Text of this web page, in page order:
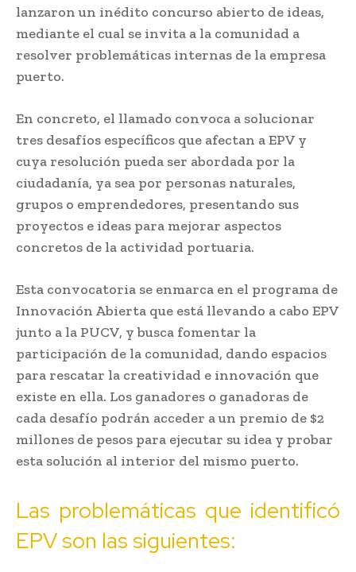
lanzaron un inédito concurso abierto de ideas,
mediante el cual se invita a la comunidad a
resolver problemáticas internas de la empresa
puerto.
En concreto, el llamado convoca a solucionar
tres desafíos específicos que afectan a EPV y
cuya resolución pueda ser abordada por la
ciudadanía, ya sea por personas naturales,
grupos o emprendedores, presentando sus
proyectos e ideas para mejorar aspectos
concretos de la actividad portuaria.
Esta convocatoria se enmarca en el programa de
Innovación Abierta que está llevando a cabo EPV
junto a la PUCV, y busca fomentar la
participación de la comunidad, dando espacios
para rescatar la creatividad e innovación que
existe en ella. Los ganadores o ganadoras de
cada desafío podrán acceder a un premio de $2
millones de pesos para ejecutar su idea y probar
esta solución al interior del mismo puerto.
Las problemáticas que identificó
EPV son las siguientes: